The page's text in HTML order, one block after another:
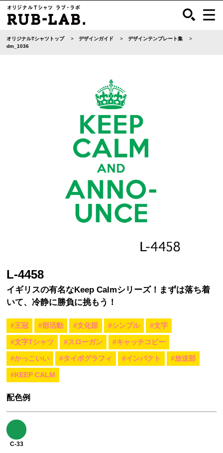
オリジナルTシャツトップ デザインガイド
デザインテンプレート集
dm_1036
L-4458
イギリスの有名なKeep Calmシリーズ！まずは落ち着
いて、冷静に勝負に挑もう！
#王冠 #部活動 #文化部 #シンプル #文字
#文字Tシャツ #スローガン #キャッチコピー
#かっこいい #タイポグラフィ #インパクト #放送部
#KEEP CALM
配色例
C-33